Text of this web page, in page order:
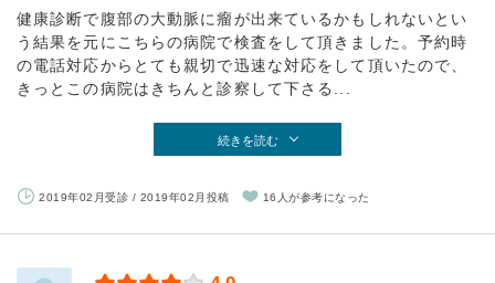
健康診断で腹部の大動脈に瘤が出来ているかもしれないとい
う結果を元にこちらの病院で検査をして頂きました。予約時
の電話対応からとても親切で迅速な対応をして頂いたので、
きっとこの病院はきちんと診察して下さる...
続きを読む
2019年02月受診 / 2019年02月投稿 16人が参考になった